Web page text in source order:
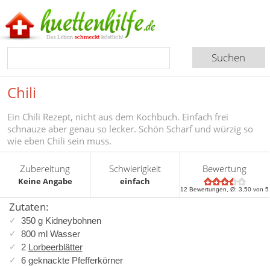
Chili
Ein Chili Rezept, nicht aus dem Kochbuch. Einfach frei
schnauze aber genau so lecker. Schön Scharf und würzig so
wie eben Chili sein muss.
Zubereitung
Keine Angabe
Schwierigkeit
einfach
Bewertung
12 Bewertungen, Ø:3,50 von 5
Zutaten:
350 g Kidneybohnen
800 ml Wasser
2 Lorbeerblätter
6 geknackte Pfefferkörner